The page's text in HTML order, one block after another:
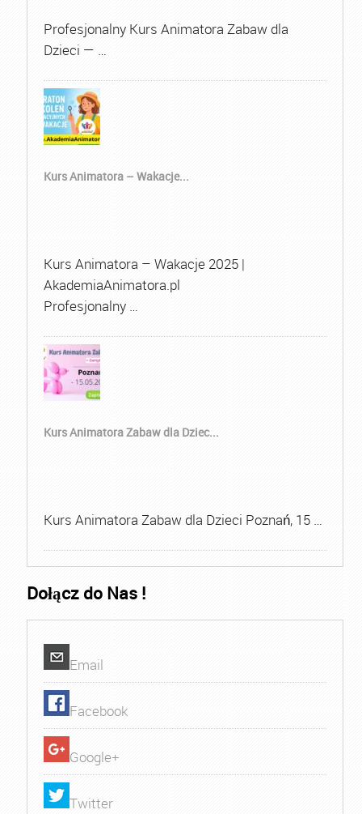
Profesjonalny Kurs Animatora Zabaw dla
Dzieci — …
Kurs Animatora – Wakacje...
Kurs Animatora – Wakacje 2025 |
AkademiaAnimatora.pl
Profesjonalny …
Kurs Animatora Zabaw dla Dziec...
Kurs Animatora Zabaw dla Dzieci Poznań, 15 …
Dołącz do Nas !
Email
Facebook
Google+
Twitter